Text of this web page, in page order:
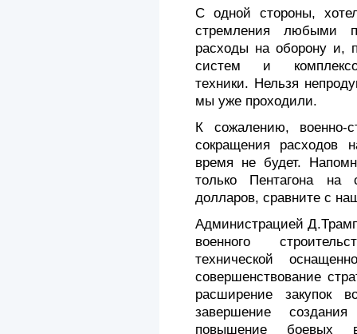
С одной стороны,
стремления любыми
расходы на оборону и,
систем и
техники. Нельзя
мы уже проходили.
К сожалению, военно-
сокращения
время не будет.
только Пентагона на
долларов, сравните с
Администрацией
военного
технической
совершенствование
расширение закупок
завершение
повышение боевых